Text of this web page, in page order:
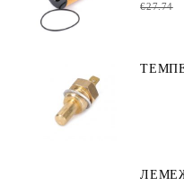
€27.74